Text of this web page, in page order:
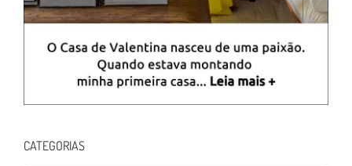
CATEGORIAS